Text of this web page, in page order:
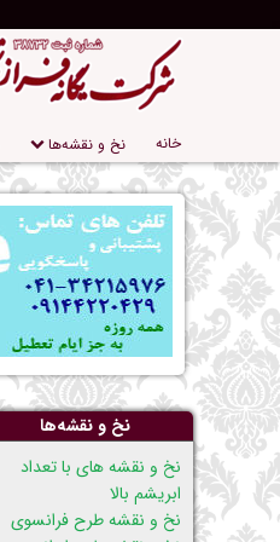
پریدن
از
ناوبری
خانه نخ و نقشه‌ها
نخ و نقشه‌ها
پریدن
ناوبری
نخ و نقشه های با تعداد
ابریشم بالا
نخ و نقشه طرح فرانسوی